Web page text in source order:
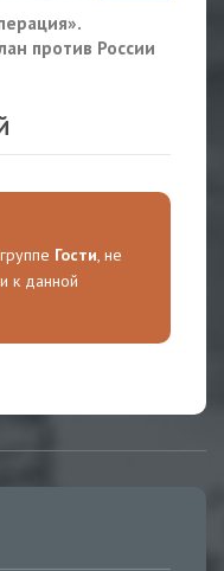
против России
Гости , не
к данной